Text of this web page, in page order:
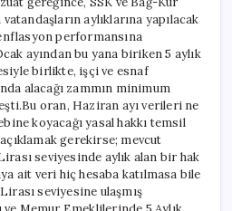
aylıklarına yapılacak
performansına
ayından bu yana biriken 5 aylık
birlikte, işçi ve esnaf
alacağı zammın minimum
oran, Haziran ayı verileri ne
koyacağı yasal hakkı temsil
gerekirse; mevcut
seviyesinde aylık alan bir hak
ait veri hiç hesaba katılmasa bile
seviyesine ulaşmış